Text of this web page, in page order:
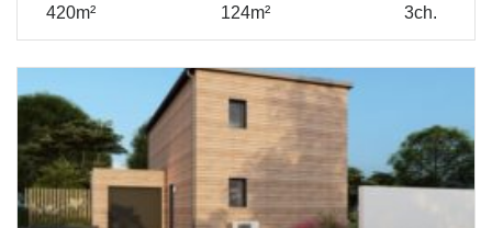
420m² 124m² 3ch.